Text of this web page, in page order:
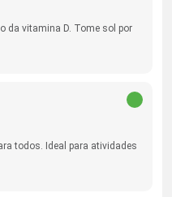
da vitamina D. Tome sol por
todos. Ideal para atividades